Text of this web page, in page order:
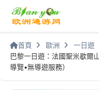
首頁 歐洲
一日遊
巴黎一日遊：法國聖米歇爾
導覽•無導遊服務）